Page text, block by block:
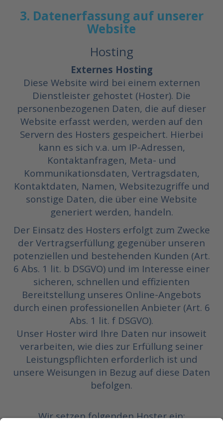
3. Datenerfassung auf unserer
Website
Hosting
Externes Hosting
Diese Website wird bei einem externen
Dienstleister gehostet (Hoster). Die
personenbezogenen Daten, die auf dieser
Website erfasst werden, werden auf den
Servern des Hosters gespeichert. Hierbei
kann es sich v.a. um IP-Adressen,
Kontaktanfragen, Meta- und
Kommunikationsdaten, Vertragsdaten,
Kontaktdaten, Namen, Websitezugriffe und
sonstige Daten, die über eine Website
generiert werden, handeln.
Der Einsatz des Hosters erfolgt zum Zwecke
der Vertragserfüllung gegenüber unseren
potenziellen und bestehenden Kunden (Art.
6 Abs. 1 lit. b DSGVO) und im Interesse einer
sicheren, schnellen und effizienten
Bereitstellung unseres Online-Angebots
durch einen professionellen Anbieter (Art. 6
Abs. 1 lit. f DSGVO).
Unser Hoster wird Ihre Daten nur insoweit
verarbeiten, wie dies zur Erfüllung seiner
Leistungspflichten erforderlich ist und
unsere Weisungen in Bezug auf diese Daten
befolgen.
Wir setzen folgenden Hoster ein: